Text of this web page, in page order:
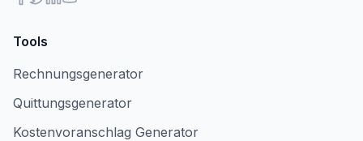
Tools
Rechnungsgenerator
Quittungsgenerator
Kostenvoranschlag Generator